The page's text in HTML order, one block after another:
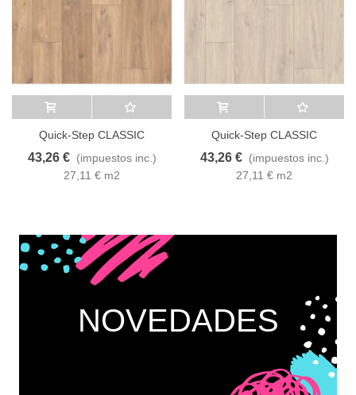
Añadir al carrito A lista de deseos
Quick-Step CLASSIC
CLM1487 ROBLE NATURAL
MEDIANOCHE
43,26 € (impuestos inc.)
27,11 € m2
Añadir al carrito A lista de deseos
Quick-Step CLASSIC
CLM1655 ROBLE HAVANNA
NATURAL
43,26 € (impuestos inc.)
27,11 € m2
NOVEDADES